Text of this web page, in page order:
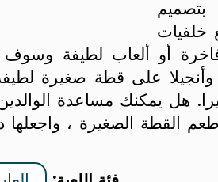
بتصميم
خلفيات
أو ألعاب لطيفة
على قطة صغيرة
هل يمكنك مساعدة
القطة الصغيرة ، واجعلها